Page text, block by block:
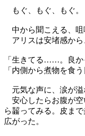
もぐ、もぐ、もぐ。
中から聞こえる、咀
アリスは安堵感から
「生きてる……。良
「内側から煮物を食
元気な声に、涙が溢
安心したらお腹が空
ら齧ってみる。皮ま
広がった。